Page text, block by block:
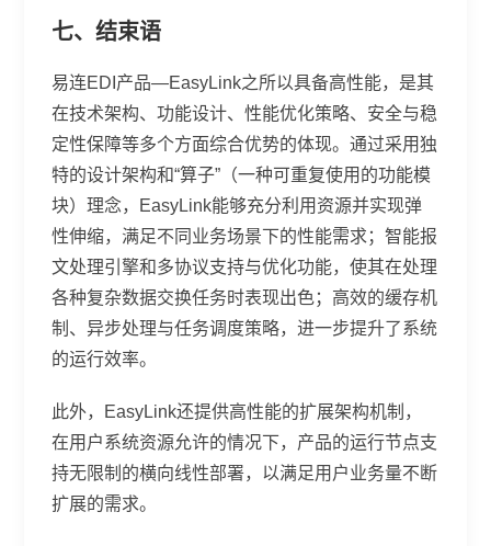
七、结束语
易连EDI产品—EasyLink之所以具备高性能，是其
在技术架构、功能设计、性能优化策略、安全与稳
定性保障等多个方面综合优势的体现。通过采用独
特的设计架构和“算子”（一种可重复使用的功能模
块）理念，EasyLink能够充分利用资源并实现弹
性伸缩，满足不同业务场景下的性能需求；智能报
文处理引擎和多协议支持与优化功能，使其在处理
各种复杂数据交换任务时表现出色；高效的缓存机
制、异步处理与任务调度策略，进一步提升了系统
的运行效率。
此外，EasyLink还提供高性能的扩展架构机制，
在用户系统资源允许的情况下，产品的运行节点支
持无限制的横向线性部署，以满足用户业务量不断
扩展的需求。